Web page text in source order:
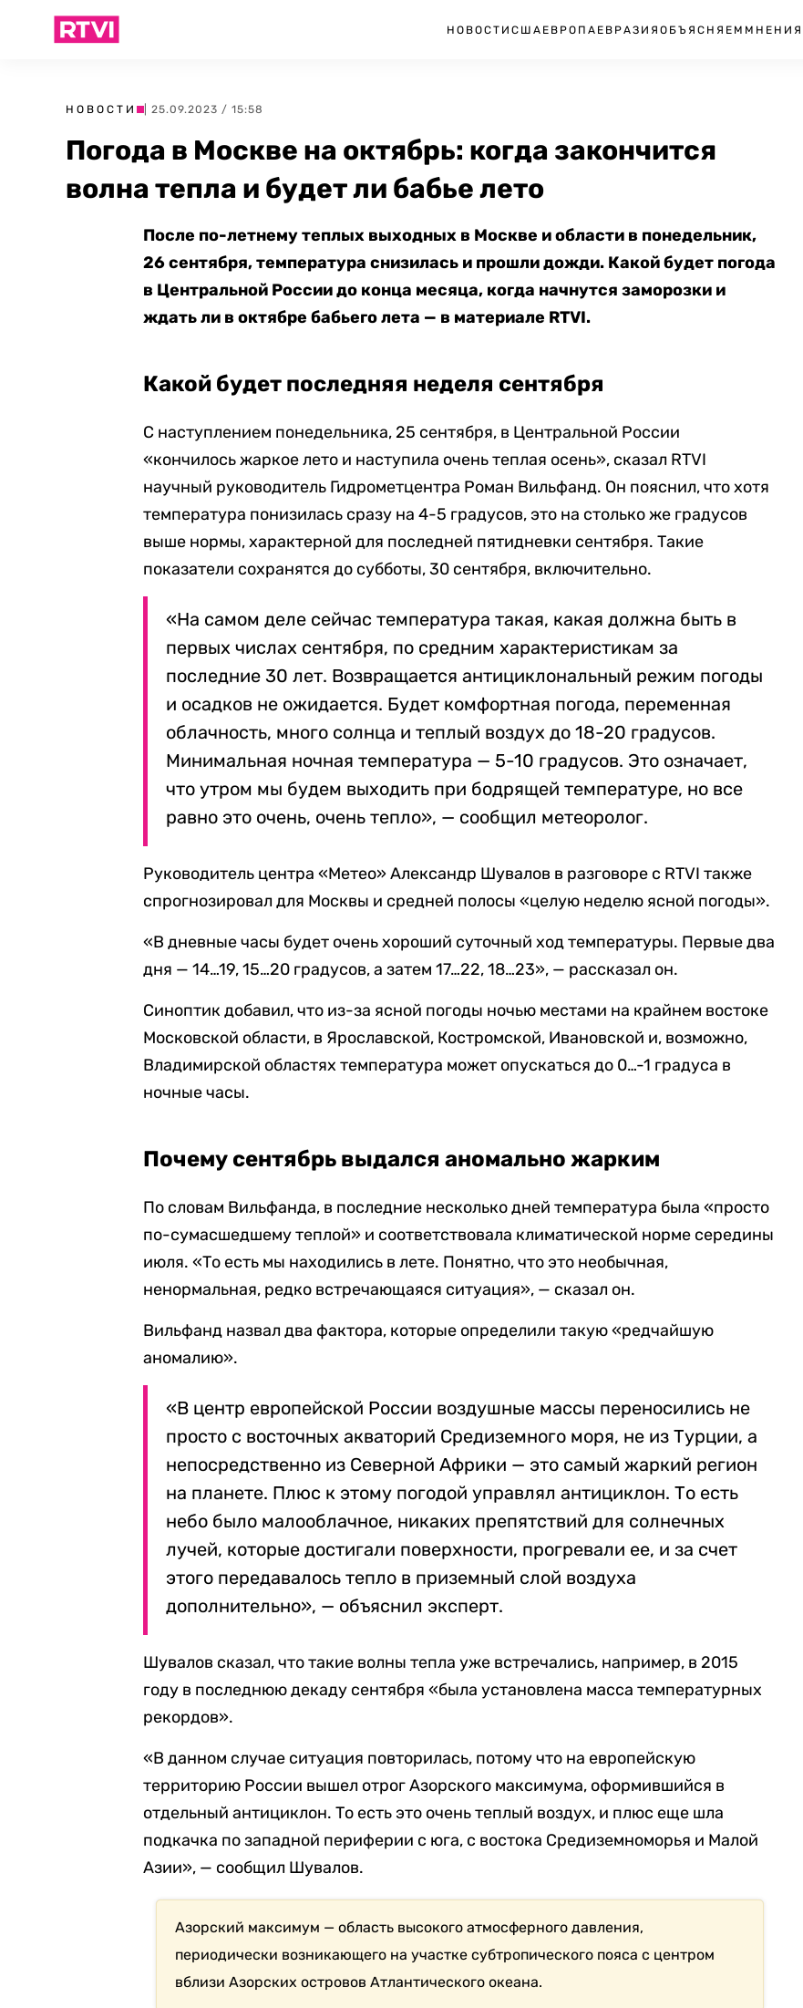
НОВОСТИ США ЕВРОПА ЕВРАЗИЯ ОБЪЯСНЯЕМ МНЕНИЯ
НОВОСТИ | 25.09.2023 / 15:58
Погода в Москве на октябрь: когда закончится
волна тепла и будет ли бабье лето
После по-летнему теплых выходных в Москве и области в понедельник,
26 сентября, температура снизилась и прошли дожди. Какой будет погода
в Центральной России до конца месяца, когда начнутся заморозки и
ждать ли в октябре бабьего лета — в материале RTVI.
Какой будет последняя неделя сентября
С наступлением понедельника, 25 сентября, в Центральной России
«кончилось жаркое лето и наступила очень теплая осень», сказал RTVI
научный руководитель Гидрометцентра Роман Вильфанд. Он пояснил, что хотя
температура понизилась сразу на 4-5 градусов, это на столько же градусов
выше нормы, характерной для последней пятидневки сентября. Такие
показатели сохранятся до субботы, 30 сентября, включительно.
«На самом деле сейчас температура такая, какая должна быть в
первых числах сентября, по средним характеристикам за
последние 30 лет. Возвращается антициклональный режим погоды
и осадков не ожидается. Будет комфортная погода, переменная
облачность, много солнца и теплый воздух до 18-20 градусов.
Минимальная ночная температура — 5-10 градусов. Это означает,
что утром мы будем выходить при бодрящей температуре, но все
равно это очень, очень тепло», — сообщил метеоролог.
Руководитель центра «Метео» Александр Шувалов в разговоре с RTVI также
спрогнозировал для Москвы и средней полосы «целую неделю ясной погоды».
«В дневные часы будет очень хороший суточный ход температуры. Первые два
дня — 14…19, 15…20 градусов, а затем 17…22, 18…23», — рассказал он.
Синоптик добавил, что из-за ясной погоды ночью местами на крайнем востоке
Московской области, в Ярославской, Костромской, Ивановской и, возможно,
Владимирской областях температура может опускаться до 0…-1 градуса в
ночные часы.
Почему сентябрь выдался аномально жарким
По словам Вильфанда, в последние несколько дней температура была «просто
по-сумасшедшему теплой» и соответствовала климатической норме середины
июля. «То есть мы находились в лете. Понятно, что это необычная,
ненормальная, редко встречающаяся ситуация», — сказал он.
Вильфанд назвал два фактора, которые определили такую «редчайшую
аномалию».
«В центр европейской России воздушные массы переносились не
просто с восточных акваторий Средиземного моря, не из Турции, а
непосредственно из Северной Африки — это самый жаркий регион
на планете. Плюс к этому погодой управлял антициклон. То есть
небо было малооблачное, никаких препятствий для солнечных
лучей, которые достигали поверхности, прогревали ее, и за счет
этого передавалось тепло в приземный слой воздуха
дополнительно», — объяснил эксперт.
Шувалов сказал, что такие волны тепла уже встречались, например, в 2015
году в последнюю декаду сентября «была установлена масса температурных
рекордов».
«В данном случае ситуация повторилась, потому что на европейскую
территорию России вышел отрог Азорского максимума, оформившийся в
отдельный антициклон. То есть это очень теплый воздух, и плюс еще шла
подкачка по западной периферии с юга, с востока Средиземноморья и Малой
Азии», — сообщил Шувалов.
Азорский максимум — область высокого атмосферного давления,
периодически возникающего на участке субтропического пояса с центром
вблизи Азорских островов Атлантического океана.